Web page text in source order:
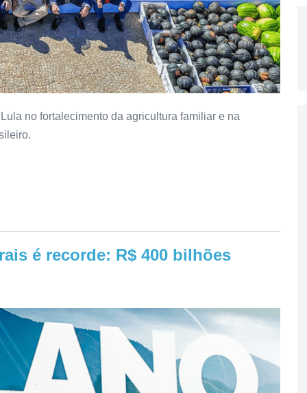
no fortalecimento da agricultura familiar e na
é recorde: R$ 400 bilhões